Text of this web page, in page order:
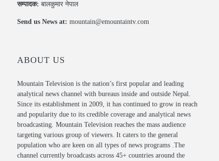
सम्पादक: बालकुमार नेपाल
Send us News at: mountain@emountaintv.com
ABOUT US
Mountain Television is the nation’s first popular and leading
analytical news channel with bureaus inside and outside Nepal.
Since its establishment in 2009, it has continued to grow in reach
and popularity due to its credible coverage and analytical news
broadcasting. Mountain Television reaches the mass audience
targeting various group of viewers. It caters to the general
population who are keen on all types of news programs .The
channel currently broadcasts across 45+ countries around the